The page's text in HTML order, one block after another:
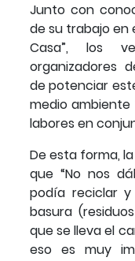
Junto con
de su trabajo en
Casa”, los
organizadores
de potenciar
medio
labores en
De esta forma,
que “No nos
podía reciclar
basura
que se lleva el
eso es muy